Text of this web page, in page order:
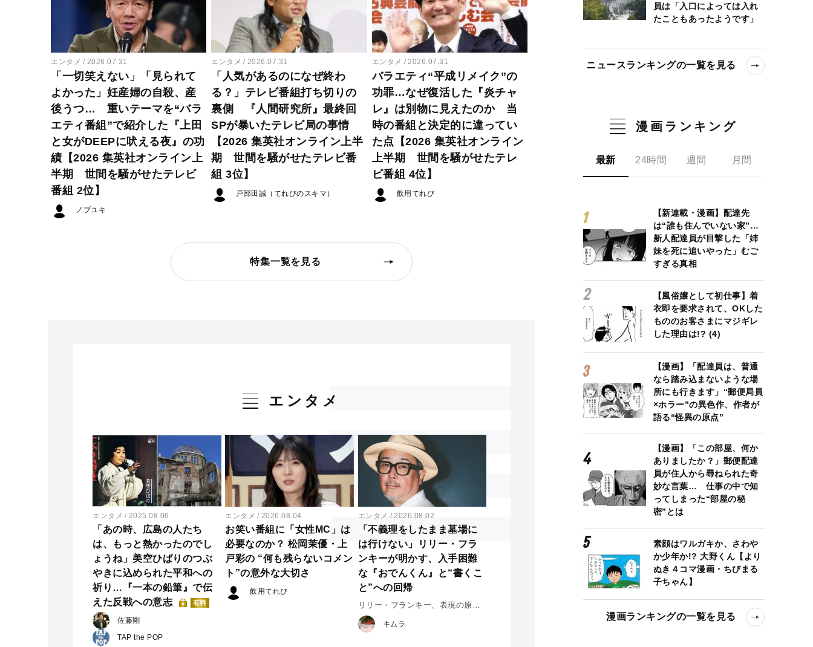
エンタメ 2026.07.31
「一切笑えない」「見られて
よかった」妊産婦の自殺、産
後うつ… 重いテーマを“バラ
エティ番組”で紹介した『上田
と女がDEEPに吠える夜』の功
績【2026 集英社オンライン上
半期 世間を騒がせたテレビ
番組 2位】
ノブユキ
エンタメ 2026.07.31
「人気があるのになぜ終わ
る？」テレビ番組打ち切りの
裏側 『人間研究所』最終回
SPが暴いたテレビ局の事情
【2026 集英社オンライン上半
期 世間を騒がせたテレビ番
組 3位】
戸部田誠（てれびのスキマ）
エンタメ 2026.07.31
バラエティ“平成リメイク”の
功罪…なぜ復活した『炎チャ
レ』は別物に見えたのか 当
時の番組と決定的に違ってい
た点【2026 集英社オンライン
上半期 世間を騒がせたテレ
ビ番組 4位】
飲用てれび
特集一覧を見る
エンタメ
エンタメ 2025.08.06
「あの時、広島の人たち
は、もっと熱かったのでし
ょうね」美空ひばりのつぶ
やきに込められた平和への
祈り…『一本の鉛筆』で伝
えた反戦への意志
有料
佐藤剛
TAP the POP
エンタメ 2026.08.04
お笑い番組に「女性MC」は
必要なのか？ 松岡茉優・上
戸彩の “何も残らないコメン
ト”の意外な大切さ
飲用てれび
エンタメ 2026.08.02
「不義理をしたまま墓場に
は行けない」リリー・フラ
ンキーが明かす、入手困難
な『おでんくん』と“書くこ
と”への回帰
リリー・フランキー、表現の原点
#2
キムラ
員は「入口によっては入れ
たこともあったようです」
ニュースランキングの一覧を見る
漫画ランキング
最新 24時間 週間 月間
【新連載・漫画】配達先
は“誰も住んでいない家”…
新人配達員が目撃した「姉
妹を死に追いやった」むご
すぎる真相
【風俗嬢として初仕事】着
衣即を要求されて、OKした
もののお客さまにマジギレ
した理由は!? (4)
【漫画】「配達員は、普通
なら踏み込まないような場
所にも行きます」“郵便局員
×ホラー”の異色作、作者が
語る“怪異の原点”
【漫画】「この部屋、何か
ありましたか？」郵便配達
員が住人から尋ねられた奇
妙な言葉… 仕事の中で知
ってしまった“部屋の秘
密”とは
素顔はワルガキか、さわや
か少年か!? 大野くん【より
ぬき４コマ漫画・ちびまる
子ちゃん】
漫画ランキングの一覧を見る